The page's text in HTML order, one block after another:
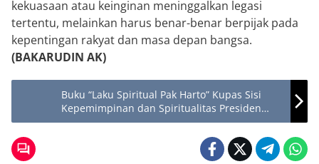
kekuasaan atau keinginan meninggalkan legasi
tertentu, melainkan harus benar-benar berpijak pada
kepentingan rakyat dan masa depan bangsa.
(BAKARUDIN AK)
Buku “Laku Spiritual Pak Harto” Kupas Sisi
Kepemimpinan dan Spiritualitas Presiden
Kedua RI